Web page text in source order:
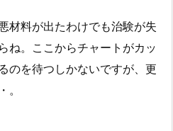
材料が出たわけでも治験が失
ね。ここからチャートがカッ
のを待つしかないですが、更
。